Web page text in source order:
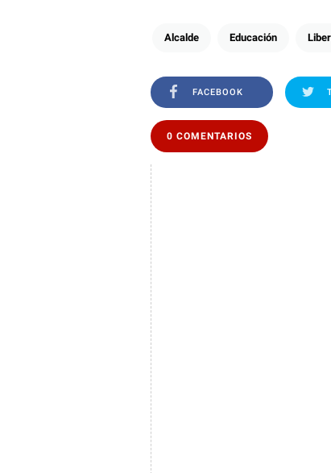
Alcalde Educación
FACEBOOK
0 COMENTARIOS